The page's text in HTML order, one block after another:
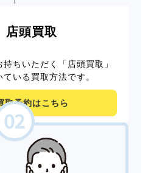
店頭買取
ちいただく「店頭買取」
いる買取方法です。
取予約はこちら